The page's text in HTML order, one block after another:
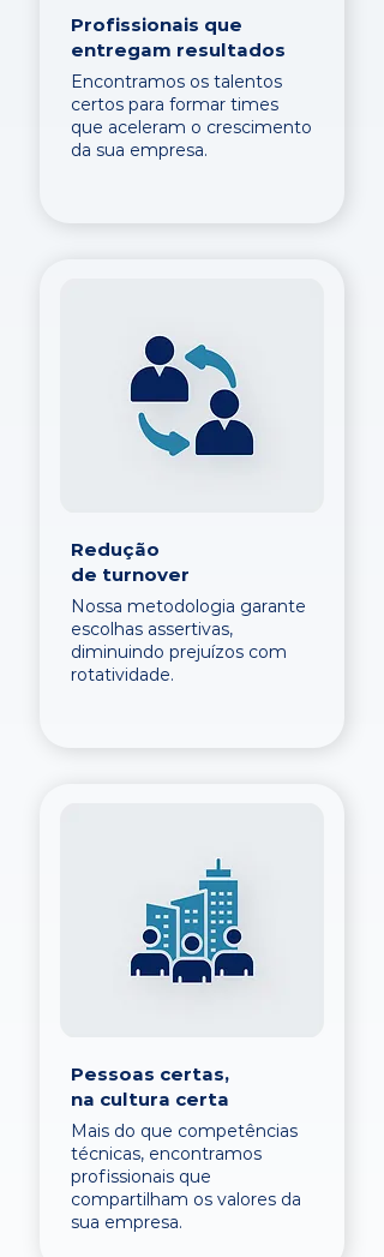
Profissionais que
entregam resultados
Encontramos os talentos
certos para formar times
que aceleram o crescimento
da sua empresa.
Redução
de turnover
Nossa metodologia garante
escolhas assertivas,
diminuindo prejuízos com
rotatividade.
Pessoas certas,
na cultura certa
Mais do que competências
técnicas, encontramos
profissionais que
compartilham os valores da
sua empresa.